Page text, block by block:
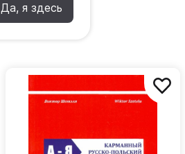
Да, я здесь